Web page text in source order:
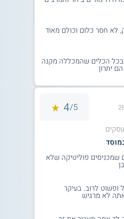
מתאימה לבוגרי כל
בהם לימודי משפטים
החברה.
התפתחות -במסלול
התפתחותיים
וכלים לטיפול ולאבחון בגיל
חינוכית -
חינוכית מכשירים את
כפסיכולוגים במסגרות
במגוון רחב של קבוצות גיל
ילדי בית הספר ובני נוער.
לא חסר כלום וכולם מאוד
הכלים שהמכללה מקנה
יתרון
5/
4
שמכניסים פוליטיקה שלא
ופשוט לרוב. בעיקר
לא מרגיש